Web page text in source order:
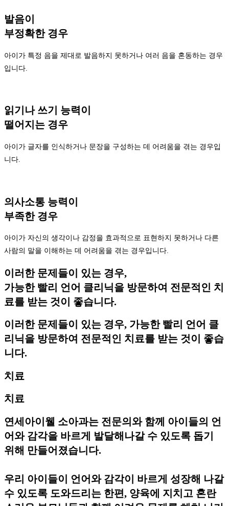
발음이
부정확한 경우
아이가 특정 음을 제대로 발음하지 못하거나 여러 음을 혼동하는 경우
입니다.
읽기나 쓰기 능력이
떨어지는 경우
아이가 글자를 인식하거나 문장을 구성하는 데 어려움을 겪는 경우입
니다.
의사소통 능력이
부족한 경우
아이가 자신의 생각이나 감정을 효과적으로 표현하지 못하거나 다른
사람의 말을 이해하는 데 어려움을 겪는 경우입니다.
이러한 문제들이 있는 경우,
가능한 빨리 언어 클리닉을 방문하여 전문적인 치
료를 받는 것이 좋습니다.
이러한 문제들이 있는 경우, 가능한 빨리 언어 클
리닉을 방문하여 전문적인 치료를 받는 것이 좋습
니다.​
치료
치료
연세아이웰 소아과는 전문의와 함께 아이들의 언
어와 감각을 바르게 발달해나갈 수 있도록 돕기
위해 만들어졌습니다.
우리 아이들이 언어와 감각이 바르게 성장해 나갈
수 있도록 도와드리는 한편, 양육에 지치고 혼란